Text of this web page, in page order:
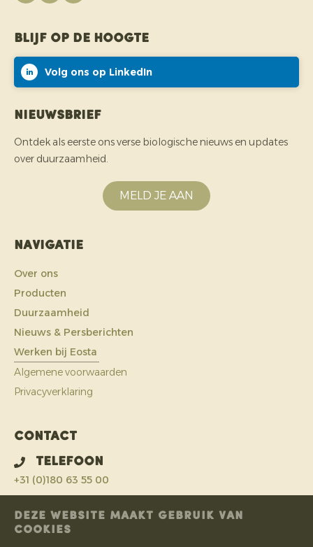
DEZE WEBSITE MAAKT GEBRUIK VAN
COOKIES
Blijf op de hoogte
Volg ons op LinkedIn
Nieuwsbrief
Ontdek als eerste ons verse biologische nieuws en updates
over duurzaamheid.
MELD JE AAN
Navigatie
Over ons
Producten
Duurzaamheid
Nieuws & Persberichten
Werken bij Eosta
Algemene voorwaarden
Privacyverklaring
Contact
Telefoon
+31 (0)180 63 55 00
E-mail
info@eosta.com